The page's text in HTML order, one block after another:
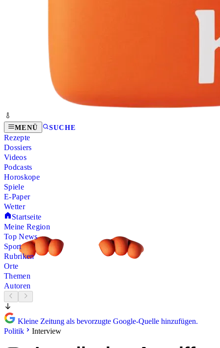
MENÜ SUCHE
Rezepte
Dossiers
Videos
Podcasts
Horoskope
Spiele
E-Paper
Wetter
Startseite
Meine Region
Top News
Sport
Rubriken
Orte
Themen
Autoren
Kleine Zeitung als bevorzugte Google-Quelle hinzufügen.
Politik
Interview